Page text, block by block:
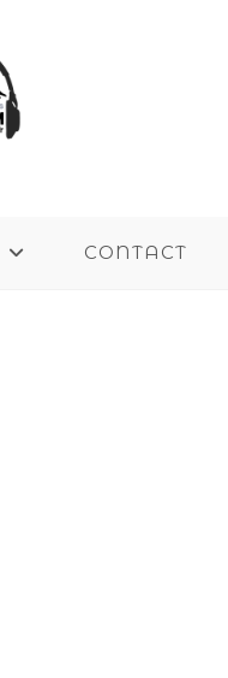
CONTACT